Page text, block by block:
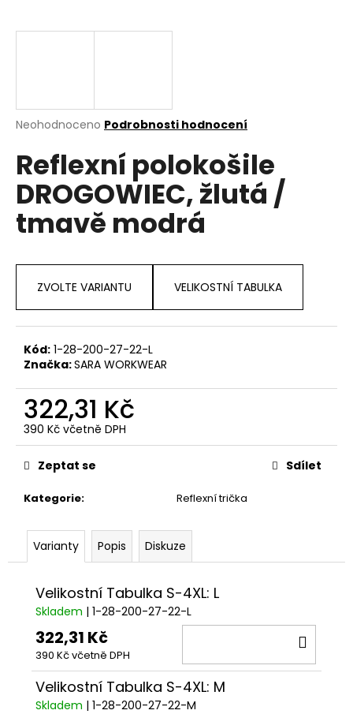
Průměrné
produktu
je
0,0
5
hvězdiček.
Neohodnoceno Podrobnosti hodnocení
Reflexní polokošile
DROGOWIEC, žlutá /
tmavě modrá
ZVOLTE VARIANTU VELIKOSTNÍ TABULKA
Kód: 1-28-200-27-22-L
Značka:SARA WORKWEAR
322,31 Kč
390 Kč včetně DPH
Měrná
cena:
Kategorie: Reflexní trička
Zeptat se Sdílet
Varianty Popis Diskuze
Velikostní Tabulka S-4XL: L
Skladem | 1-28-200-27-22-L
322,31 Kč
390 Kč včetně DPH
Velikostní Tabulka S-4XL: M
Skladem | 1-28-200-27-22-M
j
?
HLEDAT
o
o
r
č
u
j
e
m
e